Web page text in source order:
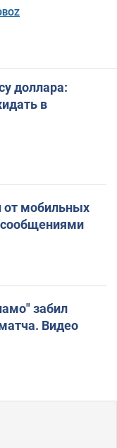
доллара:
в
от мобильных
сообщениями
забил
Видео